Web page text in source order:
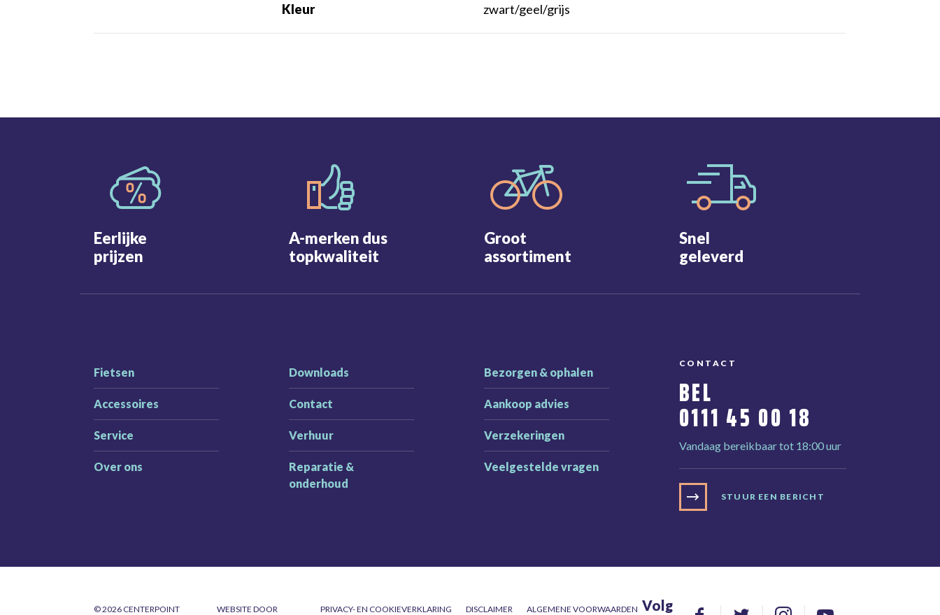
Kleur zwart/geel/grijs
Eerlijke
prijzen
A-merken dus
topkwaliteit
Groot
assortiment
Snel
geleverd
Fietsen
Accessoires
Service
Over ons
Downloads
Contact
Verhuur
Reparatie &
onderhoud
Bezorgen & ophalen
Aankoop advies
Verzekeringen
Veelgestelde vragen
CONTACT
BEL
0111 45 00 18
Vandaag bereikbaar tot 18:00 uur
STUUR EEN BERICHT
© 2026 CENTERPOINT WEBSITE DOOR PRIVACY- EN COOKIEVERKLARING DISCLAIMER ALGEMENE VOORWAARDEN Volg